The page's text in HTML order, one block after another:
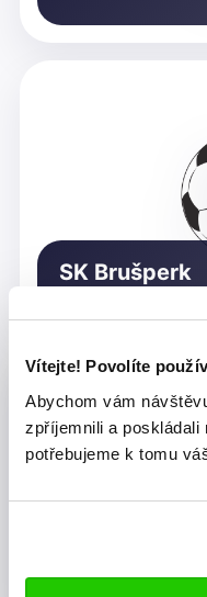
Vítejte! Povolíte
Abychom vám
zpříjemnili a poskládali
potřebujeme k tomu
SK Brušperk